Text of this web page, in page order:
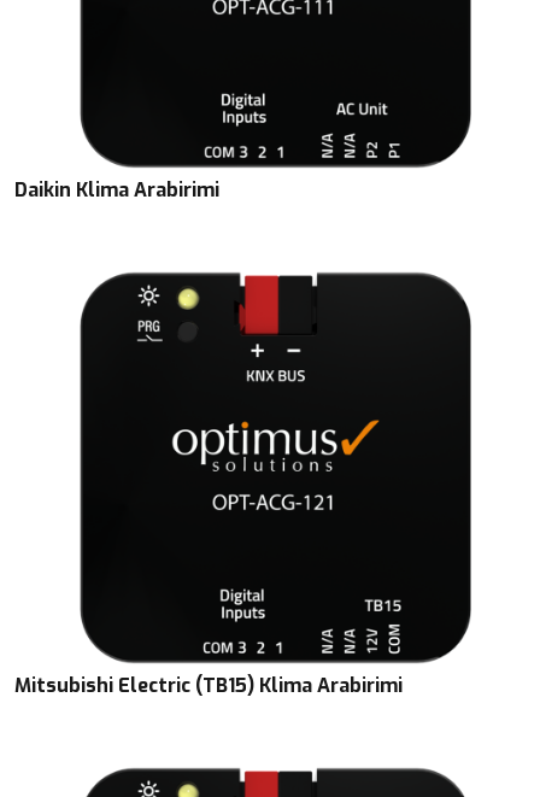
Daikin Klima Arabirimi
Mitsubishi Electric (TB15) Klima Arabirimi